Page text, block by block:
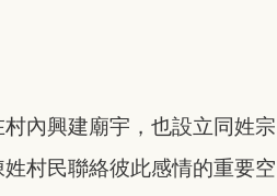
內興建廟宇，也設立同姓宗
村民聯絡彼此感情的重要空